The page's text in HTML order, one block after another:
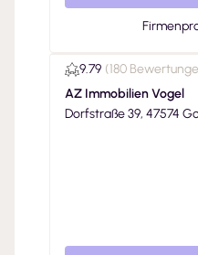
9.79 (180
AZ Immobilien Vogel
Dorfstraße 39, 47574